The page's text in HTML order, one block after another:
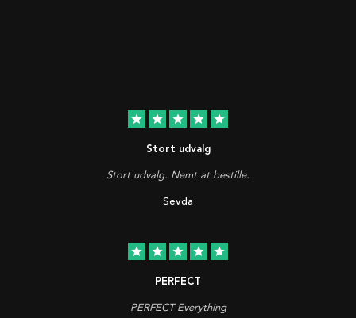
star star star star star
Stort udvalg
Stort udvalg. Nemt at bestille.
Sevda
star star star star star
PERFECT
PERFECT Everything